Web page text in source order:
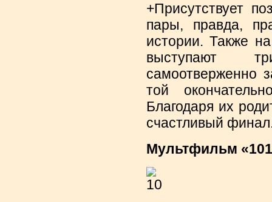
+Присутствует
пары, правда,
истории. Также
выступают
самоотверженно
той
Благодаря их
счастливый
Мультфильм